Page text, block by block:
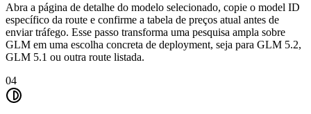
Abra a página de detalhe do modelo selecionado, copie o model ID
específico da route e confirme a tabela de preços atual antes de
enviar tráfego. Esse passo transforma uma pesquisa ampla sobre
GLM em uma escolha concreta de deployment, seja para GLM 5.2,
GLM 5.1 ou outra route listada.
04